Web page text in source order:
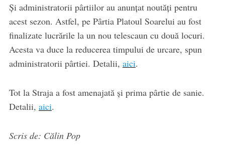
Și administratorii pârtiilor au anunțat noutăți pentru
acest sezon. Astfel, pe Pârtia Platoul Soarelui au fost
finalizate lucrările la un nou telescaun cu două locuri.
Acesta va duce la reducerea timpului de urcare, spun
administratorii pârtiei. Detalii, aici.
Tot la Straja a fost amenajată și prima pârtie de sanie.
Detalii, aici.
Scris de: Călin Pop